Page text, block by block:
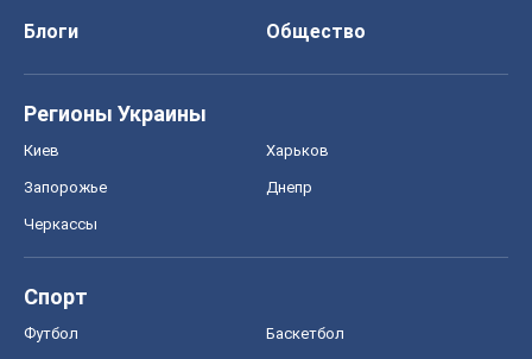
Блоги
Общество
Регионы Украины
Киев Харьков
Запорожье Днепр
Черкассы
Спорт
Футбол Баскетбол